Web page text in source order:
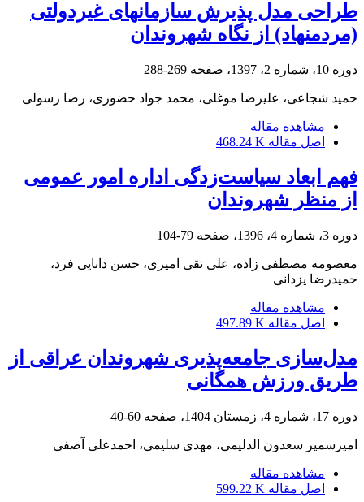
طراحی مدل پذیرش سازمان‎های غیردولتی
(مردم‎نهاد) از نگاه شهروندان
دوره 10، شماره 2، 1397، صفحه 269-288
حمید شجاعی، علیرضا موغلی، محمد جواد حضوری، رضا رسولی
مشاهده مقاله
اصل مقاله 468.24 K
فهم ابعاد سیاست‌زدگی اداره امور عمومی
از منظر شهروندان
دوره 3، شماره 4، 1396، صفحه 79-104
معصومه مصطفی زاده، علی نقی امیری، حسن دانایی فرد،
حمیدرضا یزدانی
مشاهده مقاله
اصل مقاله 497.89 K
مدل‌سازی جامعه‌پذیری شهروندان عراقی از
طریق ورزش همگانی
دوره 17، شماره 4، زمستان 1404، صفحه 60-40
امیرسمیر سعدون الدلیمی، مهدی سلیمی، احمدعلی آصفی
مشاهده مقاله
اصل مقاله 599.22 K